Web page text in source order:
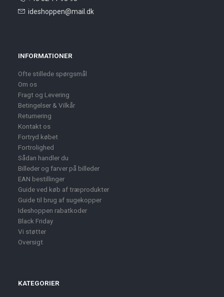
ideshoppen@mail.dk
INFORMATIONER
Ofte stillede spørgsmål
Om os
Fragt og Levering
Betingelser & Vilkår
Returnering
Kontakt os
Fortryd købet
Fortrolighed
Sådan handler du
Billeder og farver på billeder
EAN bestillinger
Guide ved køb af træprodukter
Guide til brug af sugekopper
Ideshoppen rabatkoder
Black Friday
Vi støtter
Oversigt
KATEGORIER